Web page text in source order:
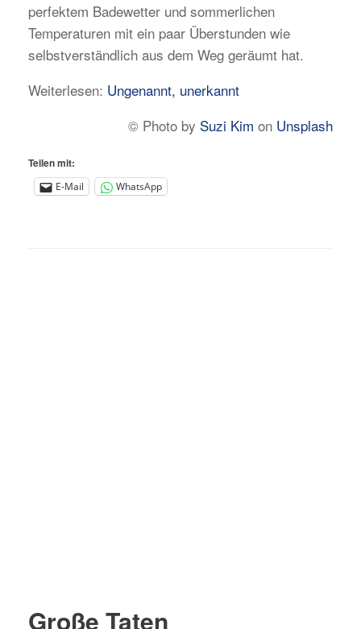
perfektem Badewetter und sommerlichen
Temperaturen mit ein paar Überstunden wie
selbstverständlich aus dem Weg geräumt hat.
Weiterlesen: Ungenannt, unerkannt
© Photo by Suzi Kim on Unsplash
Teilen mit:
E-Mail WhatsApp
Große Taten